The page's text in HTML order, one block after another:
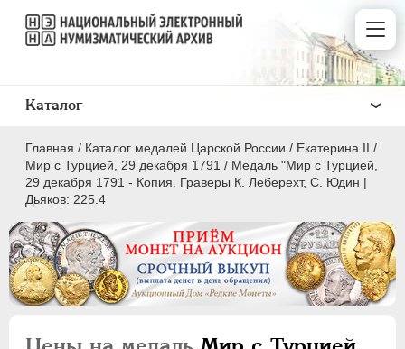
Главная / Каталог медалей Царской России / Екатерина II /
Мир с Турцией, 29 декабря 1791 / Медаль "Мир с Турцией,
29 декабря 1791 - Копия. Граверы К. Леберехт, С. Юдин |
Дьяков: 225.4
Каталог
ВСЕ
ПEТР I 1699-1725
ПЕТР II